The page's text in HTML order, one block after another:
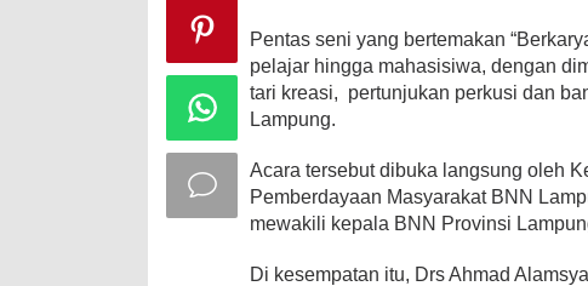
Pentas seni yang bertemakan
pelajar hingga mahasisiwa, dengan
tari kreasi, pertunjukan perkusi dan
Lampung.
Acara tersebut dibuka langsung oleh
Pemberdayaan Masyarakat BNN
mewakili kepala BNN Provinsi
Di kesempatan itu, Drs Ahmad